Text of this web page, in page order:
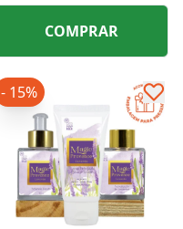
COMPRAR
- 15%